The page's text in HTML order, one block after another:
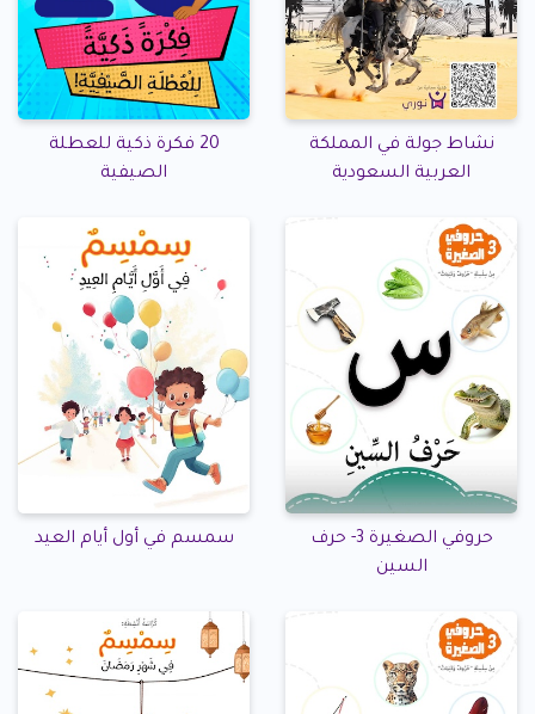
نشاط جولة في المملكة
العربية السعودية
20 فكرة ذكية للعطلة
الصيفية
حروفي الصغيرة 3- حرف
السين
سمسم في أول أيام العيد